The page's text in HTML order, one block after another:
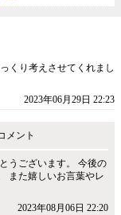
くり考えさせてくれまし
2023年06月29日 22:23
メント
うございます。 今後の
また嬉しいお言葉やレ
2023年08月06日 22:20